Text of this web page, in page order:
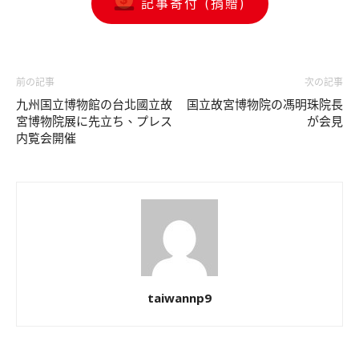
記事寄付 (捐贈)
前の記事
九州国立博物館の台北國立故
宮博物院展に先立ち、プレス
内覧会開催
次の記事
国立故宮博物院の馮明珠院長
が会見
taiwannp9